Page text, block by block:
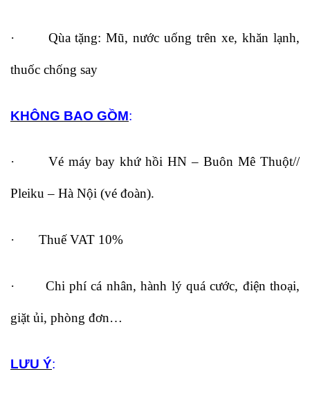
· Qùa tặng: Mũ, nước uống trên xe, khăn lạnh,
thuốc chống say
KHÔNG BAO GỒM:
· Vé máy bay khứ hồi HN – Buôn Mê Thuột//
Pleiku – Hà Nội (vé đoàn).
· Thuế VAT 10%
· Chi phí cá nhân, hành lý quá cước, điện thoại,
giặt ủi, phòng đơn…
LƯU Ý: